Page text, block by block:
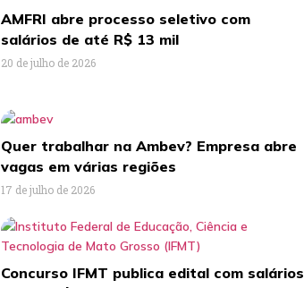
AMFRI abre processo seletivo com
salários de até R$ 13 mil
20 de julho de 2026
Quer trabalhar na Ambev? Empresa abre
vagas em várias regiões
17 de julho de 2026
Concurso IFMT publica edital com salários